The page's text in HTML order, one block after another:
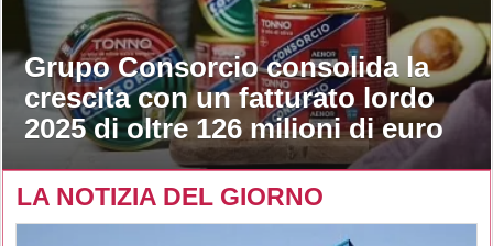
Grupo Consorcio consolida la
crescita con un fatturato lordo
2025 di oltre 126 milioni di euro
LA NOTIZIA DEL GIORNO